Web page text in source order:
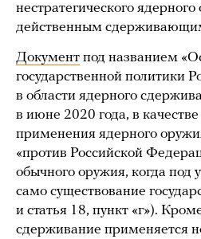
нестратегического
действенным
Документ под названием
государственной политики
в области ядерного
в июне 2020 года, в
применения ядерного
«против Российской
обычного оружия, когда под
само существование
и статья 18, пункт «г»).
сдерживание применяется